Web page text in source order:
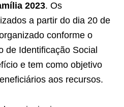
2023. Os
a partir do dia 20 de
conforme o
de Identificação Social
e tem como objetivo
aos recursos.